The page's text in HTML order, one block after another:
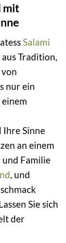
mit
Salami
Tradition,
nur ein
einem
Ihre Sinne
an einem
Familie
, und
Sie sich
der